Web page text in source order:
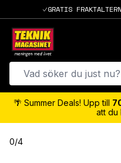
GRATIS
🌴 Summer Deals! Upp till
att
0/4